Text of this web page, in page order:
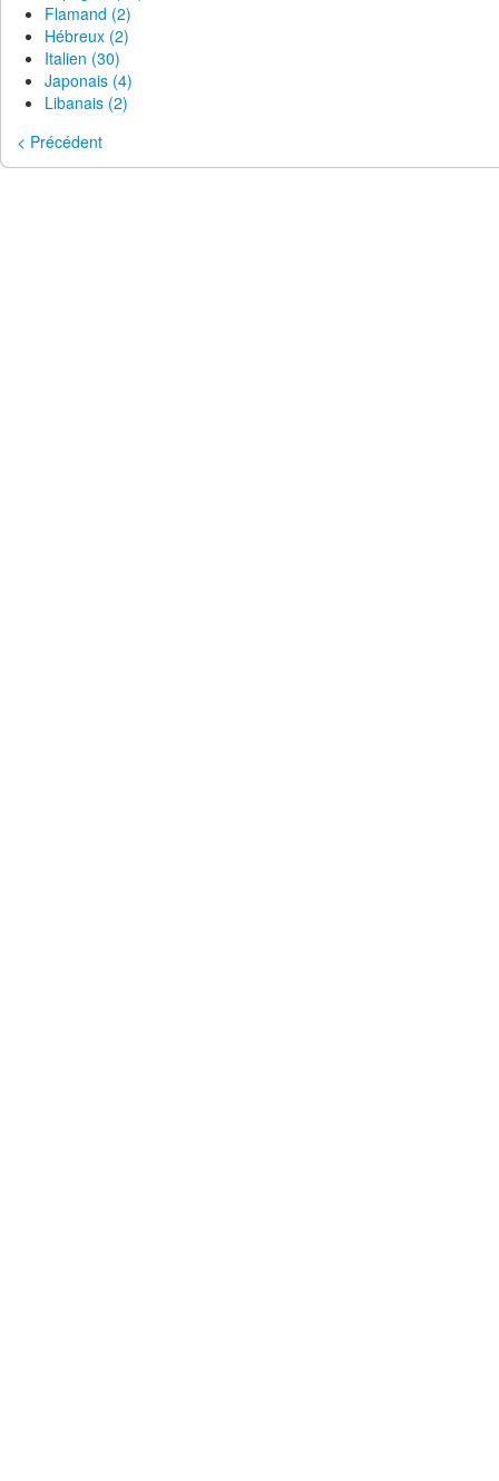
Flamand (2)
Hébreux (2)
Italien (30)
Japonais (4)
Libanais (2)
< Précédent